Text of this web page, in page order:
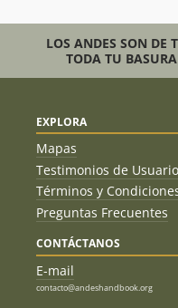
LOS ANDES SON DE
TODA TU
EXPLORA
Mapas
Testimonios de
Términos y
Preguntas Frecuentes
CONTÁCTANOS
E-mail
contacto@andeshandbook.org